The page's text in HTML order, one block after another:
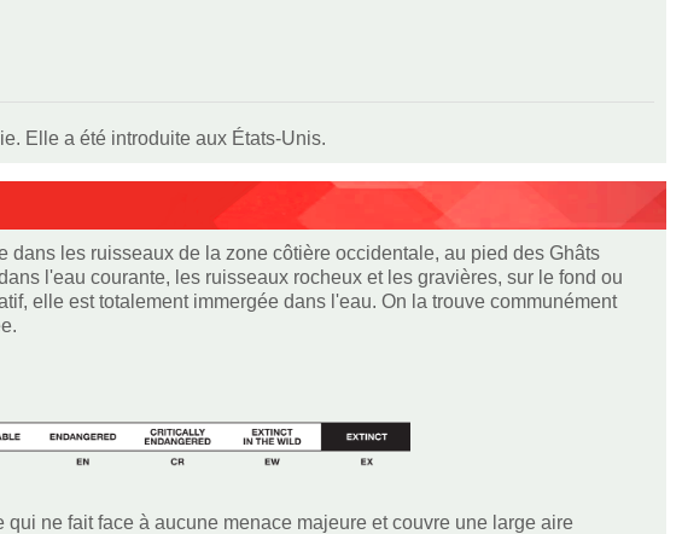
Elle a été introduite aux États-Unis.
les ruisseaux de la zone côtière occidentale, au pied des Ghâts
l'eau courante, les ruisseaux rocheux et les gravières, sur le fond ou
elle est totalement immergée dans l'eau. On la trouve communément
ne fait face à aucune menace majeure et couvre une large aire